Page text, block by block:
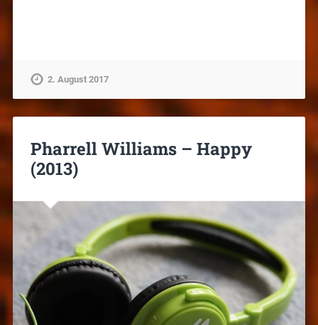
2. August 2017
Pharrell Williams – Happy
(2013)